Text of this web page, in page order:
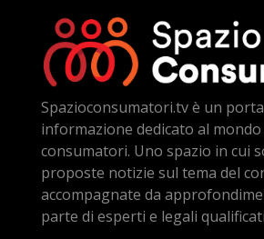
Spazioconsumatori.tv è un
informazione dedicato al mondo
consumatori. Uno spazio in cui
proposte notizie sul tema del
accompagnate da
parte di esperti e legali